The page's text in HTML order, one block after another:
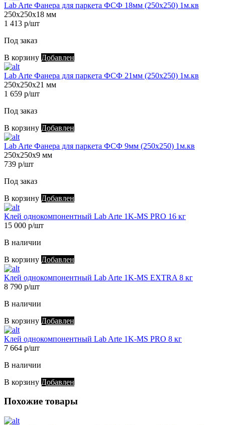
Lab Arte Фанера для паркета ФСФ 18мм (250х250) 1м.кв
250х250х18 мм
1 413 р/шт
Под заказ
В корзину Добавлен
Lab Arte Фанера для паркета ФСФ 21мм (250х250) 1м.кв
250х250х21 мм
1 659 р/шт
Под заказ
В корзину Добавлен
Lab Arte Фанера для паркета ФСФ 9мм (250х250) 1м.кв
250х250х9 мм
739 р/шт
Под заказ
В корзину Добавлен
Клей однокомпонентный Lab Arte 1K-MS PRO 16 кг
15 000 р/шт
В наличии
В корзину Добавлен
Клей однокомпонентный Lab Arte 1K-MS EXTRA 8 кг
8 790 р/шт
В наличии
В корзину Добавлен
Клей однокомпонентный Lab Arte 1K-MS PRO 8 кг
7 664 р/шт
В наличии
В корзину Добавлен
Похожие товары